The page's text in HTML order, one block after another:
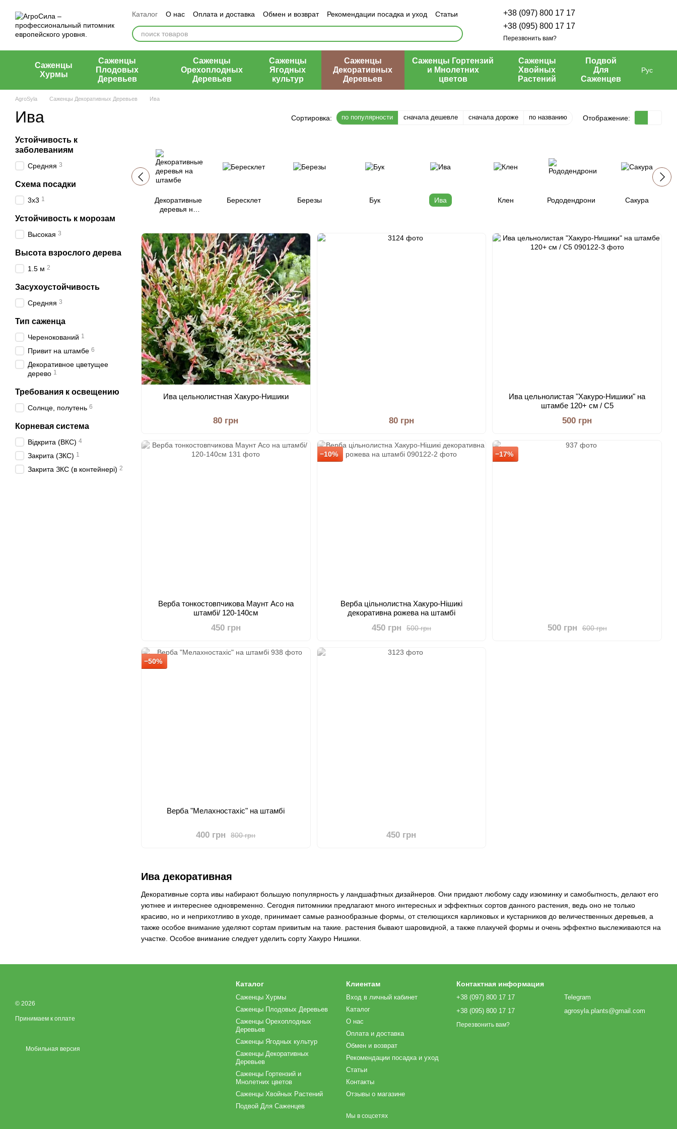
Каталог О нас Оплата и доставка Обмен и возврат Рекомендации посадка и уход
Статьи
Контакты
Отзывы о магазине
+38 (097) 800 17 17
+38 (095) 800 17 17
Перезвонить вам?
Саженцы
Хурмы
Саженцы
Плодовых
Деревьев
Саженцы
Орехоплодных
Деревьев
Саженцы
Ягодных
культур
Саженцы
Декоративных
Деревьев
Саженцы Гортензий
и Мнолетних
цветов
Саженцы
Хвойных
Растений
Подвой
Для
Саженцев
Рус
AgroSyla Саженцы Декоративных Деревьев Ива
Ива Сортировка: по популярности сначала дешевле сначала дороже по названию Отображение:
Декоративные
деревья на
Бересклет Березы Бук Ива Клен Рододендрони Сакура
Ива декоративная
Декоративные сорта ивы набирают большую популярность у ландшафтных дизайнеров. Они придают любому саду изюминку и самобытность, делают его
уютнее и интереснее одновременно. Сегодня питомники предлагают много интересных и эффектных сортов данного растения, ведь оно не только
красиво, но и неприхотливо в уходе, принимает самые разнообразные формы, от стелющихся карликовых и кустарников до величественных деревьев, а
также особое внимание уделяют сортам привитым на такие. растения бывают шаровидной, а также плакучей формы и очень эффектно выслеживаются на
участке. Особое внимание следует уделить сорту Хакуро Нишики.
Ива цельнолистная Хакуро-Нишики
80 грн 80 грн
Ива цельнолистая "Хакуро-Нишики" на
штамбе 120+ см / С5
500 грн
Верба тонкостовпчикова Маунт Асо на
штамбі/ 120-140см
450 грн
−10%
Верба цільнолистна Хакуро-Нішикі
декоративна рожева на штамбі
500 грн
450 грн
−17%
600 грн
500 грн
−50%
Верба "Мелахностахіс" на штамбі
800 грн
400 грн 450 грн
Устойчивость к
заболеваниям
Средняя 3
Схема посадки
3х3 1
Устойчивость к морозам
Высокая 3
Высота взрослого дерева
1.5 м 2
Засухоустойчивость
Средняя 3
Тип саженца
Черенокований 1
Привит на штамбе 6
Декоративное цветущее
дерево 1
Требования к освещению
Солнце, полутень 6
Корневая система
Відкрита (ВКС) 4
Закрита (ЗКС) 1
Закрита ЗКС (в контейнері) 2
© 2026
Принимаем к оплате
Мобильная версия
Каталог
Саженцы Хурмы
Саженцы Плодовых Деревьев
Саженцы Орехоплодных
Деревьев
Саженцы Ягодных культур
Саженцы Декоративных
Деревьев
Саженцы Гортензий и
Мнолетних цветов
Саженцы Хвойных Растений
Подвой Для Саженцев
Клиентам
Вход в личный кабинет
Каталог
О нас
Оплата и доставка
Обмен и возврат
Рекомендации посадка и уход
Статьи
Контакты
Отзывы о магазине
Мы в соцсетях
Контактная информация
+38 (097) 800 17 17
+38 (095) 800 17 17
Перезвонить вам?
Telegram
agrosyla.plants@gmail.com